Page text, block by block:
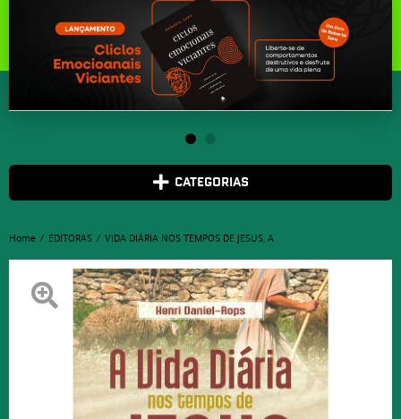
CATEGORIAS
Home EDITORAS VIDA DIÁRIA NOS TEMPOS DE JESUS, A